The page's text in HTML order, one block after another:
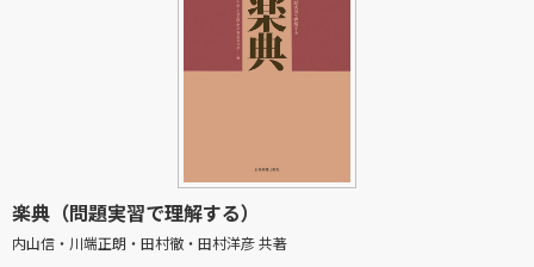
楽典（問題実習で理解する）
内山信・川端正朗・田村徹・田村洋彦 共著